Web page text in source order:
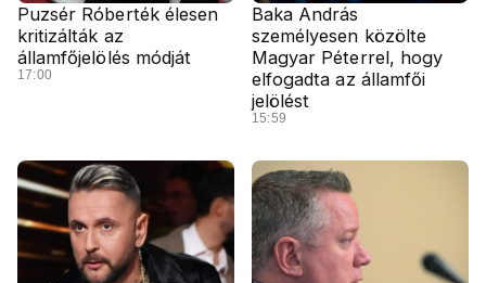
Puzsér Róberték élesen
kritizálták az
államfőjelölés módját
17:00
Baka András
személyesen közölte
Magyar Péterrel, hogy
elfogadta az államfői
jelölést
15:59